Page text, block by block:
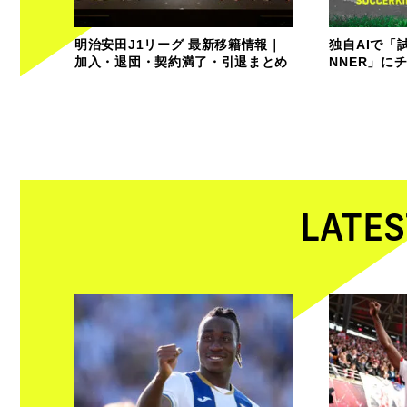
明治安田J1リーグ 最新移籍情報｜
加入・退団・契約満了・引退まとめ
独自AIで「
NNER」に